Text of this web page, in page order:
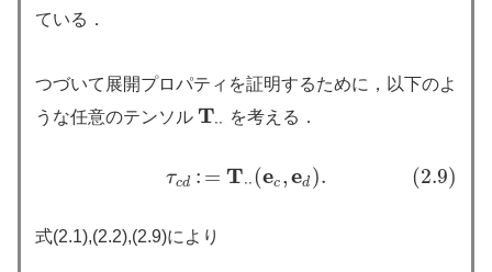
ている．
つづいて展開プロパティを証明するために，以下のよ
うな任意のテンソル T⋅⋅
T⋅⋅ を考える．
τcd : = T⋅⋅(ec ,ed ). (2.9)
(2.9) τcd:= ⋅⋅(ec ,ed ).
式(2.1),(2.2),(2.9)により